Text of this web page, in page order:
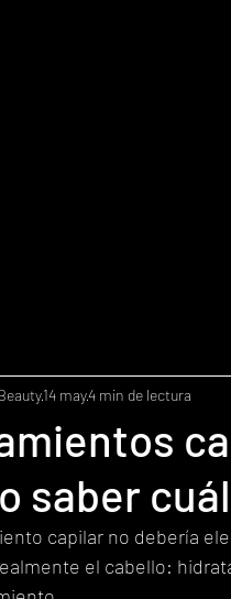
saber
14 may4 min de lectura
capilar no debería
el cabello: